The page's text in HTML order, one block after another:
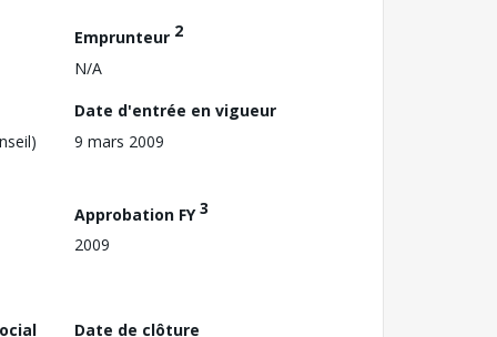
Emprunteur 2
N/A
Date d'entrée en vigueur
9 mars 2009
Approbation FY3
2009
Date de clôture